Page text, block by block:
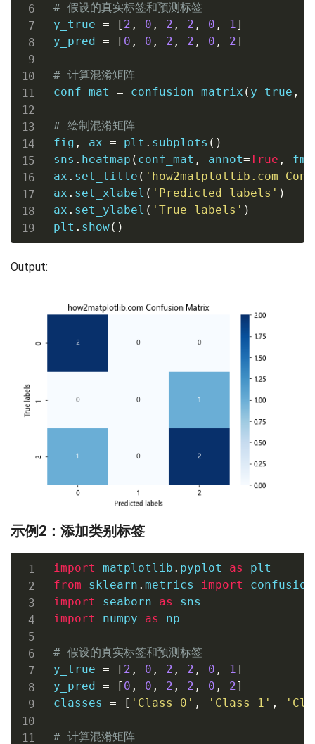
# 假设的真实标签和预测标签
y_true = [ 2 , 0 , 2 , 2 , 0 , 1]
y_pred = [ 0 , 0 , 2 , 2 , 0 , 2]
# 计算混淆矩阵
conf_mat = confusion_matrix ( y_true ,
# 绘制混淆矩阵
fig , ax = plt . subplots ( )
sns . heatmap ( conf_mat , annot=True , fmt
ax . set_title ( 'how2matplotlib.com
ax . set_xlabel ( 'Predicted labels' )
ax . set_ylabel ( 'True labels' )
plt . show( )
Output:
示例2：添加类别标签
import matplotlib . pyplot as
from sklearn . metrics
import
import seaborn as
import numpy as np
# 假设的真实标签和预测标签
y_true = [ 2 , 0 , 2 , 2 , 0 , 1 ]
y_pred = [ 0 , 0 , 2 , 2 , 0 , 2]
classes = [ 'Class 0' , 'Class 1' ,
# 计算混淆矩阵